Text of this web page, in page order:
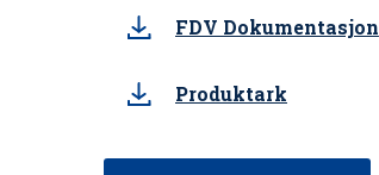
FDV Dokumentasjon
Produktark